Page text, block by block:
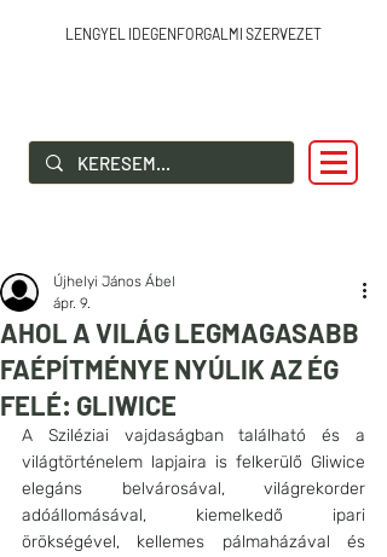
LENGYEL IDEGENFORGALMI SZERVEZET
SZIA LENGYELORSZÁG!
AHOL A VILÁG LEGMAGASABB
FAÉPÍTMÉNYE NYÚLIK AZ ÉG
FELÉ: GLIWICE
Újhelyi János Ábel
ápr. 9.
A Sziléziai vajdaságban található és a
világtörténelem lapjaira is felkerülő Gliwice
elegáns belvárosával, világrekorder
adóállomásával, kiemelkedő ipari
örökségével, kellemes pálmaházával és